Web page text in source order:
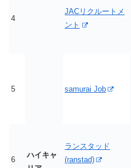
4
ハイキャ
JACリクルートメ
ント
5 samurai Job
6
ランスタッド
(ranstad)